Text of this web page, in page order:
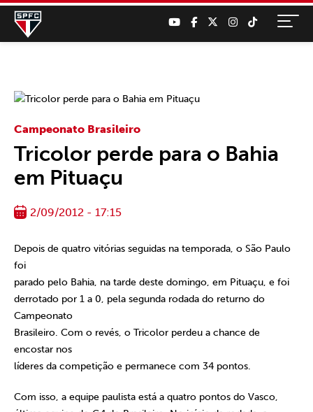
Campeonato Brasileiro
Tricolor perde para o Bahia
em Pituaçu
2/09/2012 - 17:15
Depois de quatro vitórias seguidas na temporada, o São Paulo
foi
parado pelo Bahia, na tarde deste domingo, em Pituaçu, e foi
derrotado por 1 a 0, pela segunda rodada do returno do
Campeonato
Brasileiro. Com o revés, o Tricolor perdeu a chance de
encostar nos
líderes da competição e permanece com 34 pontos.
Com isso, a equipe paulista está a quatro pontos do Vasco,